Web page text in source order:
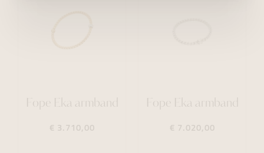
Fope Eka armband
€ 3.710,00
Fope Eka armband
€ 7.020,00